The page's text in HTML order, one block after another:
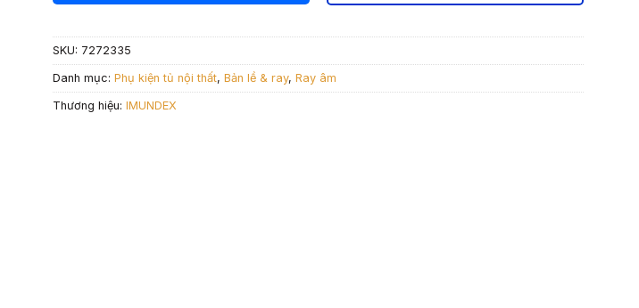
255.000 ₫.
là:
178.500 ₫.
SKU: 7272335
Danh mục: Phụ kiện tủ nội thất, Bản lề & ray, Ray âm
Thương hiệu: IMUNDEX